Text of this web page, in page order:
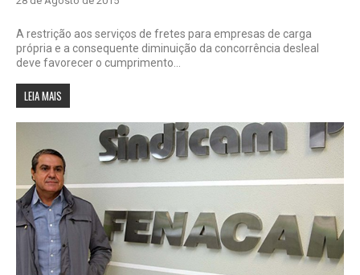
A restrição aos serviços de fretes para empresas de carga
própria e a consequente diminuição da concorrência desleal
deve favorecer o cumprimento...
LEIA MAIS